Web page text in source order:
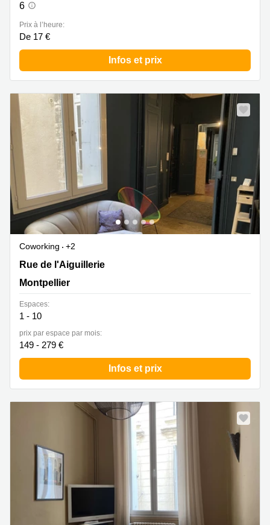
6
Prix à l’heure:
De 17 €
Infos et prix
Coworking
+2
31 rue de l'Aiguillerie, Montpellier
Rue de l'Aiguillerie
Montpellier
Espaces:
1 - 10
prix par espace par mois:
149 - 279 €
Infos et prix